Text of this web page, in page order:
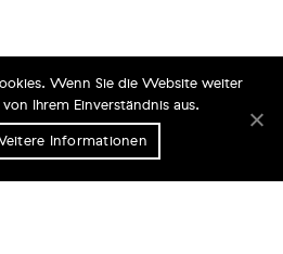
Wenn Sie die Website weiter
Ihrem Einverständnis aus.
Informationen